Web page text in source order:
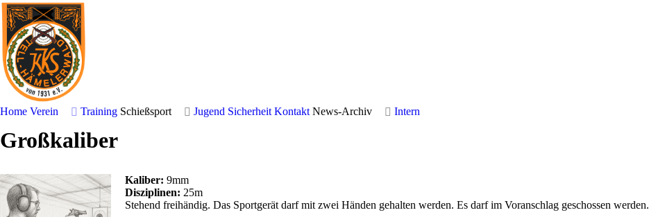
Home Verein Training Schießsport Jugend Sicherheit Kontakt News-Archiv Intern
Großkaliber
Kaliber: 9mm
Disziplinen: 25m
Stehend freihändig. Das Sportgerät darf mit zwei Händen gehalten werden. Es darf im Voranschlag geschossen werden.